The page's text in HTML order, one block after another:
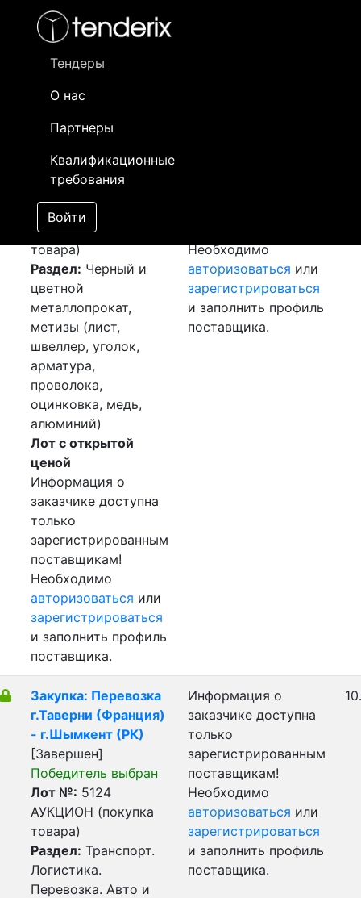
Тендеры
О нас
Партнеры
Квалификационные
требования
Войти
- активный лот
- сохраненный лот (не опубликован)
Закуп: Арматура и
[Завершен]
Победитель выбран
Лот №:5125
АУКЦИОН (покупка
товара)
Раздел: Черный и
цветной
металлопрокат,
метизы (лист,
швеллер, уголок,
арматура,
проволока,
оцинковка, медь,
алюминий)
Лот с открытой
ценой
Информация о
заказчике доступна
только
зарегистрированным
поставщикам!
Необходимо
авторизоваться или
зарегистрироваться
и заполнить профиль
поставщика.
Необходимо
авторизоваться или
зарегистрироваться
и заполнить профиль
поставщика.
Закупка: Перевозка
г.Таверни (Франция)
- г.Шымкент (РК)
[Завершен]
Победитель выбран
Лот №: 5124
АУКЦИОН (покупка
товара)
Раздел: Транспорт.
Логистика.
Перевозка. Авто и
Информация о
заказчике доступна
только
зарегистрированным
поставщикам!
Необходимо
авторизоваться или
зарегистрироваться
и заполнить профиль
поставщика.